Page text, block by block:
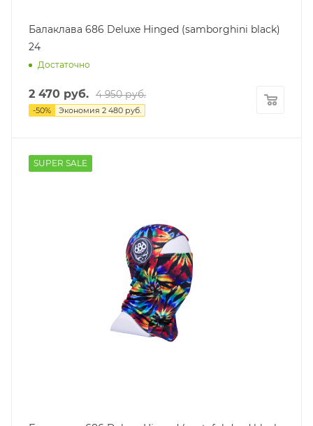
Балаклава 686 Deluxe Hinged (samborghini black)
24
Достаточно
2 470 руб. 4 950руб.
-50% Экономия 2 480 руб.
SUPER SALE